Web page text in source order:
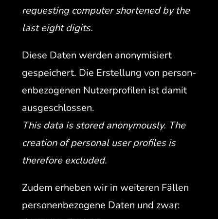
request­ing com­put­er short­ened by the
last eight digits.
Diese Dat­en wer­den anonymisiert
gespe­ichert. Die Erstel­lung von per­so­n­
en­be­zo­ge­nen Nutzer­pro­filen ist damit
aus­geschlossen.
This data is stored anony­mous­ly. The
cre­ation of per­son­al user pro­files is
there­fore excluded.
Zudem erheben wir in weit­eren Fällen
per­so­n­en­be­zo­gene Dat­en und zwar: